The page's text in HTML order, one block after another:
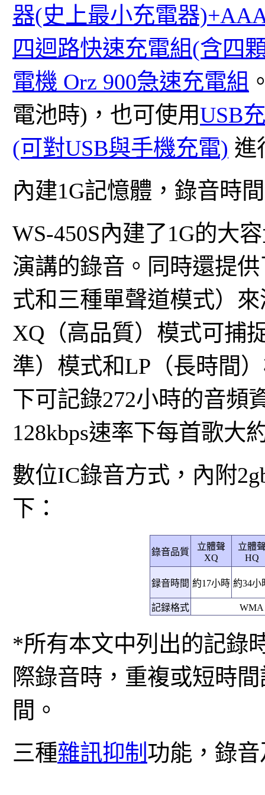
器(史上最小充電器
四迴路快速充電組(含四
電機 Orz 900急速充電組
電池時)，也可使用USB
(可對USB與手機充電) 進
內建1G記憶體，錄音時
WS-450S內建了1G的大
演講的錄音。同時還提
式和三種單聲道模式）
XQ（高品質）模式可捕
準）模式和LP（長時間
下可記錄272小時的音頻
128kbps速率下每首歌大
數位IC錄音方式，內附
下：
錄音品質
立體聲
XQ
立體
HQ
録音時間 約17小時 約34小
記録格式 WMA
*所有本文中列出的記錄
際錄音時，重複或短時
間。
三種雜訊抑制 功能，錄